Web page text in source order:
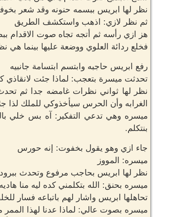
نظر لها ابريس ببسمه حنونه وقد شعر
ثم نظر لازي: اذهب واستكشف الطريق
هز ازي رأسه ثم أتجه تجاه صوت الاقدام
فخلع ردائة العلوي ووضعة عليها بينما
رفع ابريس حاجبه وابتسم ابتسامة جانبيه
تحدثت ميسرة بتعجب: لماذا جئت
نظر لها ثواني نظرات غامضه جدا ثم
الغرابه وأن الحرس سيأخذوكي للملك لذا
ميسره وهي تدعي التفكير: آه بس خلي
بنتكلم.
جاء ازي وهو يقول بخفوت: إنه حورس
ميسره: المووز
نظر لها ابريس بحاجب مرفوع وتحدث
ميسره بحنق: الله بتكلمني كده ليه منا
تحاهلها ابريس واشار لهم باتباعه فسار
ميسره بصوت عالي: لماذا عدنا لهذا الممر